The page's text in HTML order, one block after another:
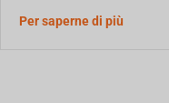
Per saperne di più